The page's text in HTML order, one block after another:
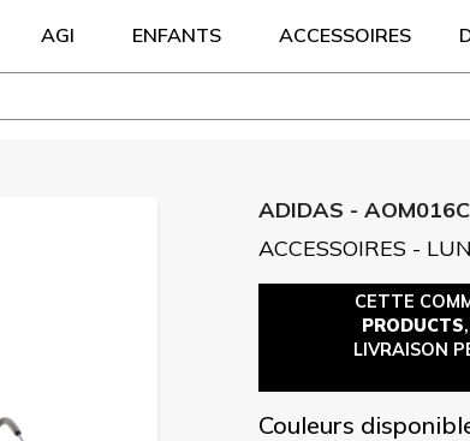
AGI ENFANTS ACCESSOIRES
ADIDAS -
ACCESSOIRES -
CETTE
PRODUCTS
LIVRAISON
Couleurs